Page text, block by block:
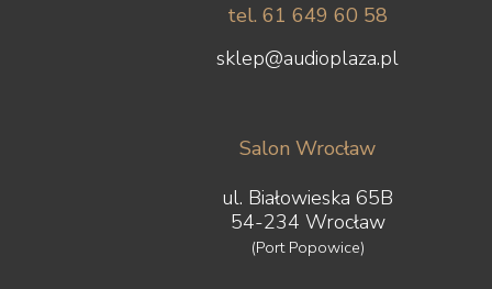
tel. 61 649 60 58
sklep@audioplaza.pl
Salon Wrocław
ul. Białowieska 65B
54-234 Wrocław
(Port Popowice)